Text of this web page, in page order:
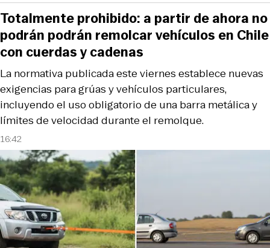
16:42
La normativa publicada este viernes establece nuevas
exigencias para grúas y vehículos particulares,
incluyendo el uso obligatorio de una barra metálica y
límites de velocidad durante el remolque.
Totalmente prohibido: a partir de ahora no
podrán podrán remolcar vehículos en Chile
con cuerdas y cadenas